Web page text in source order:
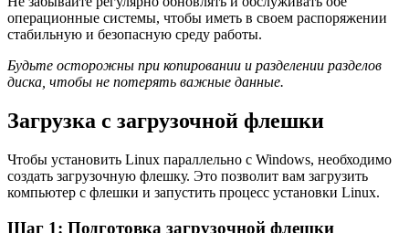
операционные системы, чтобы иметь в своем распоряжении
стабильную и безопасную среду работы.
Будьте осторожны при копировании и разделении разделов
диска, чтобы не потерять важные данные.
Загрузка с загрузочной флешки
Чтобы установить Linux параллельно с Windows, необходимо
создать загрузочную флешку. Это позволит вам загрузить
компьютер с флешки и запустить процесс установки Linux.
Шаг 1: Подготовка загрузочной флешки